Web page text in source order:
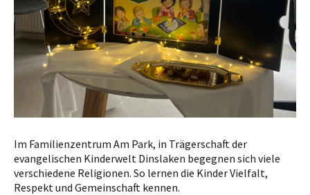
Im Familienzentrum Am Park, in Trägerschaft der
evangelischen Kinderwelt Dinslaken begegnen sich viele
verschiedene Religionen. So lernen die Kinder Vielfalt,
Respekt und Gemeinschaft kennen.